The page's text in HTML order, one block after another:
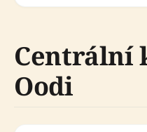
Centrální
Oodi